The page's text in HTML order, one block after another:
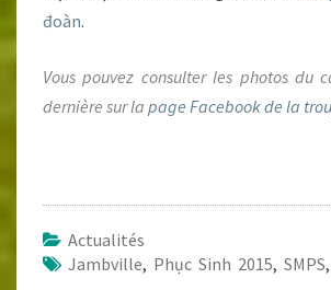
đoàn.
Vous pouvez consulter les photos du
dernière sur la page Facebook de la
Actualités
Jambville, Phục Sinh 2015, SMPS,